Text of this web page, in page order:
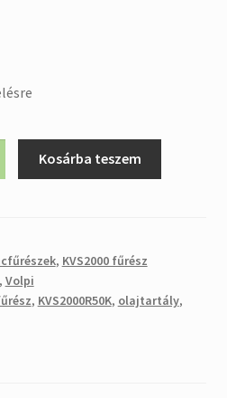
Kosárba teszem
, KVS2000 fűrész
Volpi
, KVS2000R50K, olajtartály,